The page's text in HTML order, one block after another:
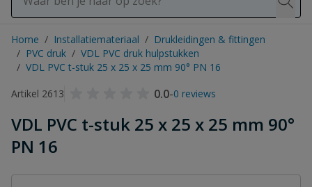
Home / Installatiemateriaal / Drukleidingen & fittingen
/ PVC druk / VDL PVC druk hulpstukken
/ VDL PVC t-stuk 25 x 25 x 25 mm 90° PN 16
Artikel 2613
0.0-0 reviews
VDL PVC t-stuk 25 x 25 x 25 mm 90°
PN 16